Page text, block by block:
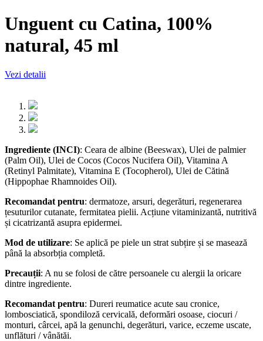
Unguent cu Catina, 100%
natural, 45 ml
Vezi detalii
Ingrediente (INCI): Ceara de albine (Beeswax), Ulei de palmier
(Palm Oil), Ulei de Cocos (Cocos Nucifera Oil), Vitamina A
(Retinyl Palmitate), Vitamina E (Tocopherol), Ulei de Cătină
(Hippophae Rhamnoides Oil).
Recomandat pentru: dermatoze, arsuri, degerături, regenerarea
țesuturilor cutanate, fermitatea pielii. Acțiune vitaminizantă, nutritivă
și cicatrizantă asupra epidermei.
Mod de utilizare: Se aplică pe piele un strat subțire și se masează
până la absorbția completă.
Precauții: A nu se folosi de către persoanele cu alergii la oricare
dintre ingrediente.
Recomandat pentru: Dureri reumatice acute sau cronice,
lombosciatică, spondiloză cervicală, deformări osoase, ciocuri /
monturi, cârcei, apă la genunchi, degerături, varice, eczeme uscate,
unflături / vânătăi.